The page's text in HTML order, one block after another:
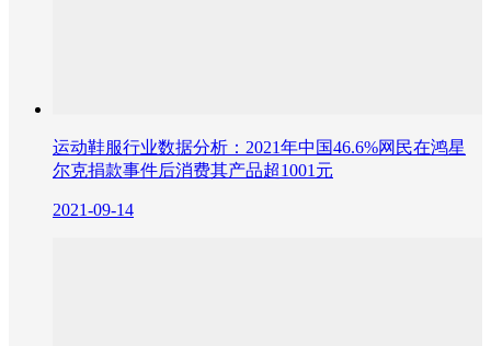
运动鞋服行业数据分析：2021年中国46.6%网民在鸿星
尔克捐款事件后消费其产品超1001元
2021-09-14